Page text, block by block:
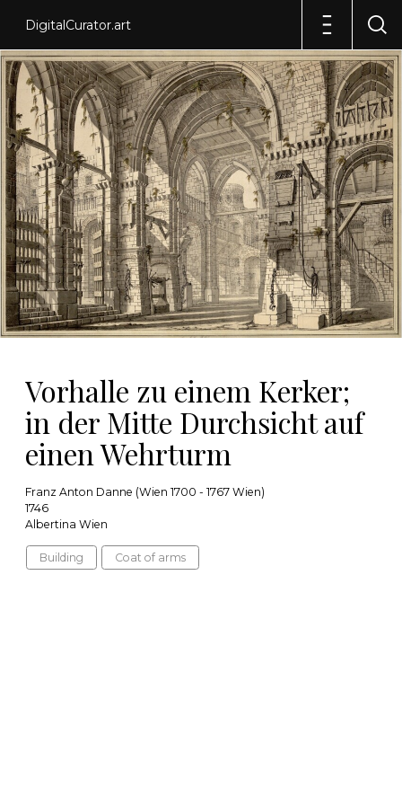
DigitalCurator.art
Vorhalle zu einem Kerker;
in der Mitte Durchsicht auf
einen Wehrturm
Franz Anton Danne (Wien 1700 - 1767 Wien)
1746
Albertina Wien
Building Coat of arms